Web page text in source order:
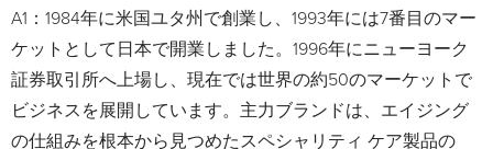
nuskin.com（Web）の使い方
A1：1984年に米国ユタ州で創業し、1993年には7番目のマー
ケットとして日本で開業しました。1996年にニューヨーク
証券取引所へ上場し、現在では世界の約50のマーケットで
ビジネスを展開しています。主力ブランドは、エイジング
の仕組みを根本から見つめたスペシャリティ ケア製品の